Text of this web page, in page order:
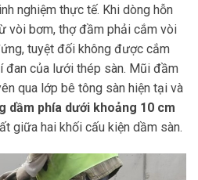
nghiệm thực tế. Khi dòng hỗn
vòi bơm, thợ đầm phải cắm vòi
tuyệt đối không được cắm
đan của lưới thép sàn. Mũi đầm
qua lớp bê tông sàn hiện tại và
dầm phía dưới khoảng 10 cm
giữa hai khối cấu kiện dầm sàn.